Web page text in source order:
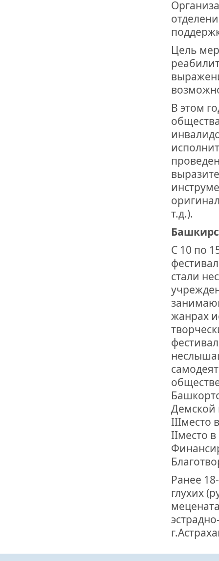
Цель
В этом
т.д.).
С 10 по
стали
жанрах
Демской
IIIместо
IIместо
Ранее
глухих